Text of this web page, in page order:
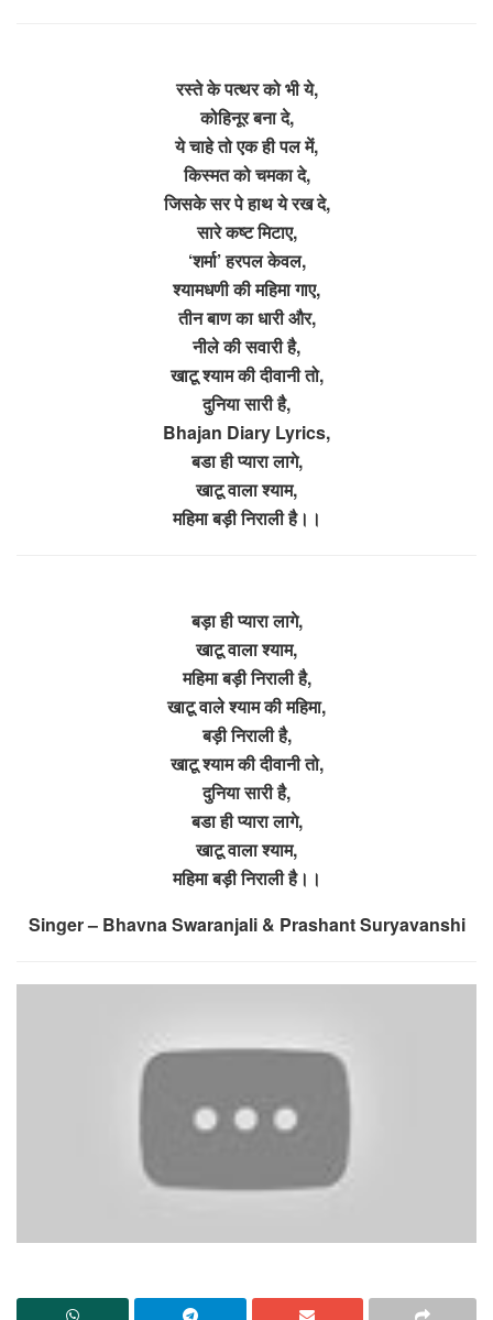
रस्ते के पत्थर को भी ये,
कोहिनूर बना दे,
ये चाहे तो एक ही पल में,
किस्मत को चमका दे,
जिसके सर पे हाथ ये रख दे,
सारे कष्ट मिटाए,
‘शर्मा’ हरपल केवल,
श्यामधणी की महिमा गाए,
तीन बाण का धारी और,
नीले की सवारी है,
खाटू श्याम की दीवानी तो,
दुनिया सारी है,
Bhajan Diary Lyrics,
बडा ही प्यारा लागे,
खाटू वाला श्याम,
महिमा बड़ी निराली है।।
बड़ा ही प्यारा लागे,
खाटू वाला श्याम,
महिमा बड़ी निराली है,
खाटू वाले श्याम की महिमा,
बड़ी निराली है,
खाटू श्याम की दीवानी तो,
दुनिया सारी है,
बडा ही प्यारा लागे,
खाटू वाला श्याम,
महिमा बड़ी निराली है।।
Singer – Bhavna Swaranjali & Prashant Suryavanshi